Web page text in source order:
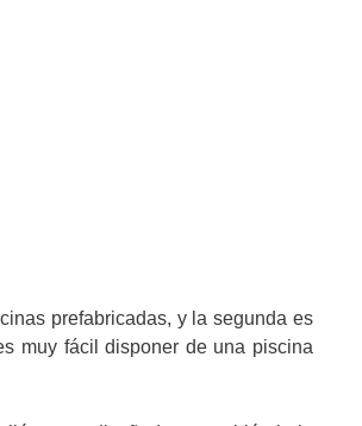
prefabricadas, y la segunda es
muy fácil disponer de una piscina